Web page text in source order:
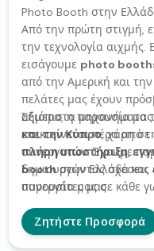
Photo Booth στην
Από την πρώτη στιγμή,
την τεχνολογία
εισάγουμε photo
από την Αμερική και
πελάτες μας έχουν
αξιόπιστα μηχανήματα
επεκτείνεται πέρα
πλήρη υποστήριξη,
δημιουργώντας
συνεργάτες μας.
Σήμερα, η παρουσία
και την Κύπρο, χάρη σε
συνεργατών. Έχουμε
boothστην Ελλάδα και
παρουσία μας σε κάθε
booths,4 video booths
μεταμορφώσουν κάθε
Ζητήστε Προσφορά